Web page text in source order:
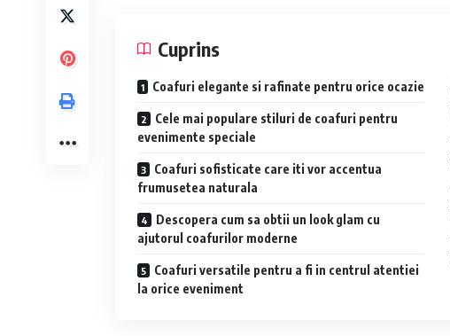
Cuprins
Coafuri elegante si rafinate pentru orice ocazie
Cele mai populare stiluri de coafuri pentru
evenimente speciale
Coafuri sofisticate care iti vor accentua
frumusetea naturala
Descopera cum sa obtii un look glam cu
ajutorul coafurilor moderne
Coafuri versatile pentru a fi in centrul atentiei
la orice eveniment